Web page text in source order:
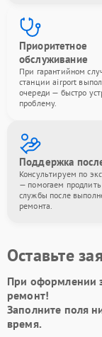
Приоритетное
обслуживание
При гарантийном
станции airport
очереди — быстро
проблему.
Поддержка
Консультируем по
— помогаем продлить
службы после
ремонта.
Оставьте
При оформлении
ремонт!
Заполните поля
время.